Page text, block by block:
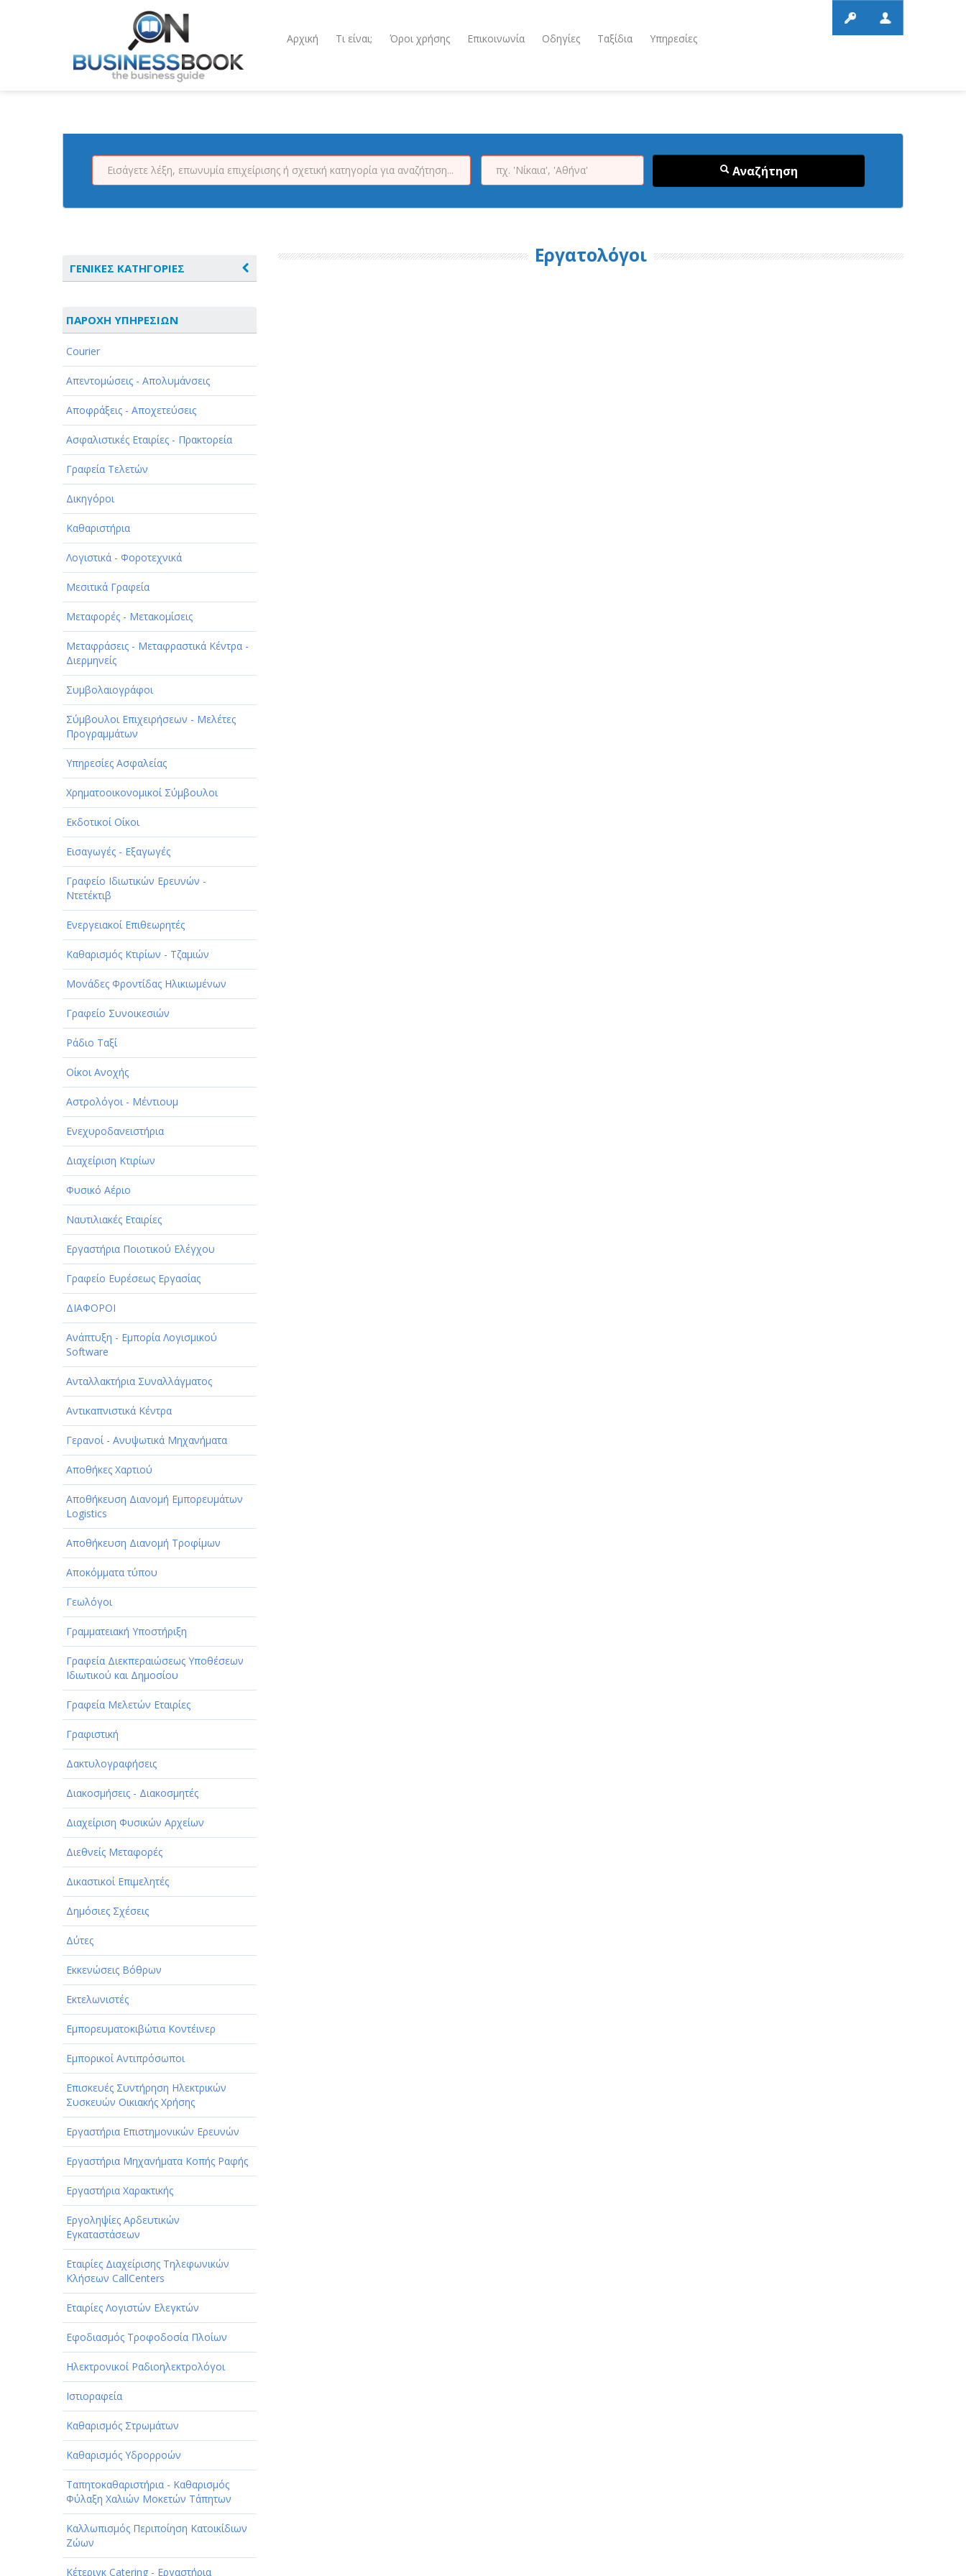
Αρχική Τι είναι; Όροι χρήσης Επικοινωνία Οδηγίες Ταξίδια Υπηρεσίες
Αναζήτηση
ΓΕΝΙΚΕΣ ΚΑΤΗΓΟΡΙΕΣ
ΑΘΛΗΤΙΣΜΟΣ
ΑΥΤΟΚΙΝΗΤΑ - ΜΗΧΑΝΕΣ - ΣΚΑΦΗ
ΔΙΑΣΚΕΔΑΣΗ - ΨΥΧΑΓΩΓΙΑ - ΤΕΧΝΕΣ
ΔΙΑΦΗΜΙΣΗ - ΜΜΕ
ΕΚΚΛΗΣΙΕΣ - ΦΙΛΑΝΘΡΩΠΙΚΑ
ΣΩΜΑΤΕΙΑ
ΕΚΠΑΙΔΕΥΣΗ - ΣΧΟΛΕΣ
ΕΜΠΟΡΙΟ - ΕΜΠΟΡΙΚΑ ΚΑΤΑΣΤΗΜΑΤΑ
ΕΡΓΟΣΤΑΣΙΑ - ΒΙΟΜΗΧΑΝΙΕΣ
ΞΕΝΟΔΟΧΕΙΑ - ΤΟΥΡΙΣΜΟΣ
ΟΜΟΡΦΙΑ
ΠΑΡΟΧΗ ΥΠΗΡΕΣΙΩΝ
ΤΕΧΝΙΚΑ - ΚΑΤΑΣΚΕΥΑΣΤΙΚΑ
ΤΕΧΝΟΛΟΓΙΑ
ΥΓΕΙΑ - ΙΑΤΡΟΙ
ΦΑΓΗΤΟ
ΠΑΡΟΧΗ ΥΠΗΡΕΣΙΩΝ
Courier
Απεντομώσεις - Απολυμάνσεις
Αποφράξεις - Αποχετεύσεις
Ασφαλιστικές Εταιρίες - Πρακτορεία
Γραφεία Τελετών
Δικηγόροι
Καθαριστήρια
Λογιστικά - Φοροτεχνικά
Μεσιτικά Γραφεία
Μεταφορές - Μετακομίσεις
Μεταφράσεις - Μεταφραστικά Κέντρα -
Διερμηνείς
Συμβολαιογράφοι
Σύμβουλοι Επιχειρήσεων - Μελέτες
Προγραμμάτων
Υπηρεσίες Ασφαλείας
Χρηματοοικονομικοί Σύμβουλοι
Εκδοτικοί Οίκοι
Εισαγωγές - Εξαγωγές
Γραφείο Ιδιωτικών Ερευνών -
Ντετέκτιβ
Ενεργειακοί Επιθεωρητές
Καθαρισμός Κτιρίων - Τζαμιών
Μονάδες Φροντίδας Ηλικιωμένων
Γραφείο Συνοικεσιών
Ράδιο Ταξί
Οίκοι Ανοχής
Αστρολόγοι - Μέντιουμ
Ενεχυροδανειστήρια
Διαχείριση Κτιρίων
Φυσικό Αέριο
Ναυτιλιακές Εταιρίες
Εργαστήρια Ποιοτικού Ελέγχου
Γραφείο Ευρέσεως Εργασίας
ΔΙΑΦΟΡΟΙ
Ανάπτυξη - Εμπορία Λογισμικού
Software
Ανταλλακτήρια Συναλλάγματος
Αντικαπνιστικά Κέντρα
Γερανοί - Ανυψωτικά Μηχανήματα
Αποθήκες Χαρτιού
Αποθήκευση Διανομή Εμπορευμάτων
Logistics
Αποθήκευση Διανομή Τροφίμων
Αποκόμματα τύπου
Γεωλόγοι
Γραμματειακή Υποστήριξη
Γραφεία Διεκπεραιώσεως Υποθέσεων
Ιδιωτικού και Δημοσίου
Γραφεία Μελετών Εταιρίες
Γραφιστική
Δακτυλογραφήσεις
Διακοσμήσεις - Διακοσμητές
Διαχείριση Φυσικών Αρχείων
Διεθνείς Μεταφορές
Δικαστικοί Επιμελητές
Δημόσιες Σχέσεις
Δύτες
Εκκενώσεις Βόθρων
Εκτελωνιστές
Εμπορευματοκιβώτια Κοντέινερ
Εμπορικοί Αντιπρόσωποι
Επισκευές Συντήρηση Ηλεκτρικών
Συσκευών Οικιακής Χρήσης
Εργαστήρια Επιστημονικών Ερευνών
Εργαστήρια Μηχανήματα Κοπής Ραφής
Εργαστήρια Χαρακτικής
Εργοληψίες Αρδευτικών
Εγκαταστάσεων
Εταιρίες Διαχείρισης Τηλεφωνικών
Κλήσεων CallCenters
Εταιρίες Λογιστών Ελεγκτών
Εφοδιασμός Τροφοδοσία Πλοίων
Ηλεκτρονικοί Ραδιοηλεκτρολόγοι
Ιστιοραφεία
Καθαρισμός Στρωμάτων
Καθαρισμός Υδρορροών
Ταπητοκαθαριστήρια - Καθαρισμός
Φύλαξη Χαλιών Μοκετών Τάπητων
Καλλωπισμός Περιποίηση Κατοικίδιων
Ζώων
Κέτεριγκ Catering - Εργαστήρια
Εργατολόγοι